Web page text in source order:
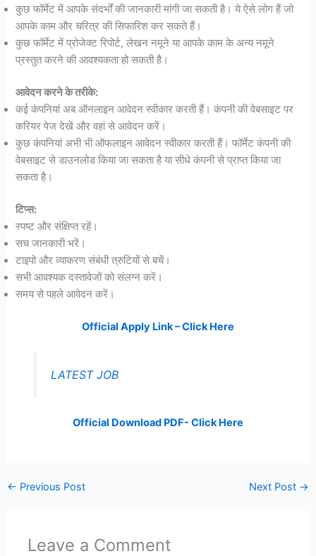
कुछ फॉर्मेट में आपके संदर्भों की जानकारी मांगी जा सकती है। ये ऐसे लोग हैं जो
आपके काम और चरित्र की सिफारिश कर सकते हैं।
कुछ फॉर्मेट में प्रोजेक्ट रिपोर्ट, लेखन नमूने या आपके काम के अन्य नमूने
प्रस्तुत करने की आवश्यकता हो सकती है।
आवेदन करने के तरीके:
कई कंपनियां अब ऑनलाइन आवेदन स्वीकार करती हैं। कंपनी की वेबसाइट पर
करियर पेज देखें और वहां से आवेदन करें।
कुछ कंपनियां अभी भी ऑफलाइन आवेदन स्वीकार करती हैं। फॉर्मेट कंपनी की
वेबसाइट से डाउनलोड किया जा सकता है या सीधे कंपनी से प्राप्त किया जा
सकता है।
टिप्स:
स्पष्ट और संक्षिप्त रहें।
सच जानकारी भरें।
टाइपो और व्याकरण संबंधी त्रुटियों से बचें।
सभी आवश्यक दस्तावेजों को संलग्न करें।
समय से पहले आवेदन करें।
Official Apply Link – Click Here
LATEST JOB
Official Download PDF- Click Here
← Previous Post Next Post →
Leave a Comment